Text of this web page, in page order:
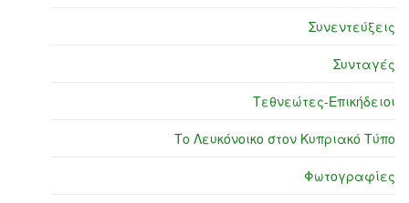
Συνεντεύξεις
Συνταγές
Τεθνεώτες-Επικήδειοι
Το Λευκόνοικο στον Κυπριακό Τύπο
Φωτογραφίες